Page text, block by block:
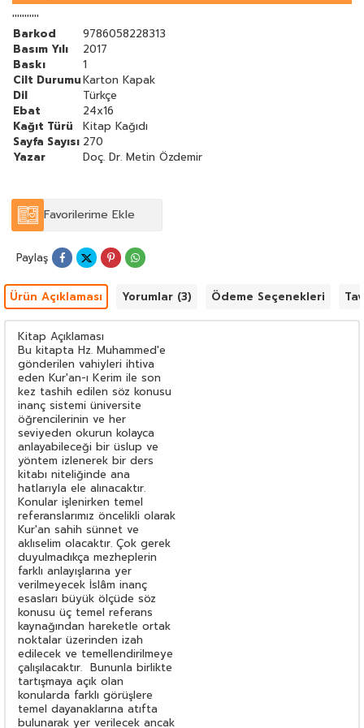
'''''''''''
Barkod
9786058228313
Basım Yılı
2017
Baskı
1
Cilt DurumuKarton Kapak
Dil
Türkçe
Ebat
24x16
Kağıt Türü
Kitap Kağıdı
Sayfa Sayısı 270
Yazar
Doç. Dr. Metin Özdemir
Favorilerime Ekle
Paylaş
Ürün Açıklaması Yorumlar (3) Ödeme Seçenekleri
Kitap Açıklaması
Bu kitapta Hz. Muhammed'e
gönderilen vahiyleri ihtiva
eden Kur'an-ı Kerim ile son
kez tashih edilen söz konusu
inanç sistemi üniversite
öğrencilerinin ve her
seviyeden okurun kolayca
anlayabileceği bir üslup ve
yöntem izlenerek bir ders
kitabı niteliğinde ana
hatlarıyla ele alınacaktır.
Konular işlenirken temel
referanslarımız öncelikli olarak
Kur'an sahih sünnet ve
aklıselim olacaktır. Çok gerek
duyulmadıkça mezheplerin
farklı anlayışlarına yer
verilmeyecek İslâm inanç
esasları büyük ölçüde söz
konusu üç temel referans
kaynağından hareketle ortak
noktalar üzerinden izah
edilecek ve temellendirilmeye
çalışılacaktır. Bununla birlikte
tartışmaya açık olan
konularda farklı görüşlere
temel dayanaklarına atıfta
bulunarak yer verilecek ancak